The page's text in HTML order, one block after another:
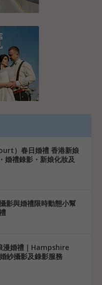
）春日婚禮 香港新娘
婚禮錄影・新娘化妝及
影與婚禮限時動態小幫
漫婚禮｜Hampshire
紗攝影及錄影服務